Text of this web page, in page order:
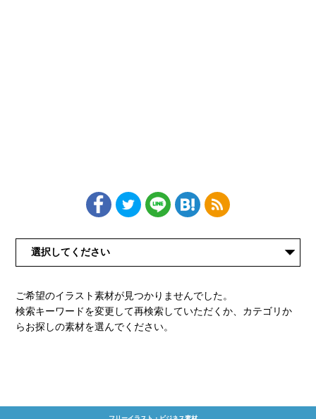
ご希望のイラスト素材が見つかりませんでした。
検索キーワードを変更して再検索していただくか、カテゴリか
らお探しの素材を選んでください。